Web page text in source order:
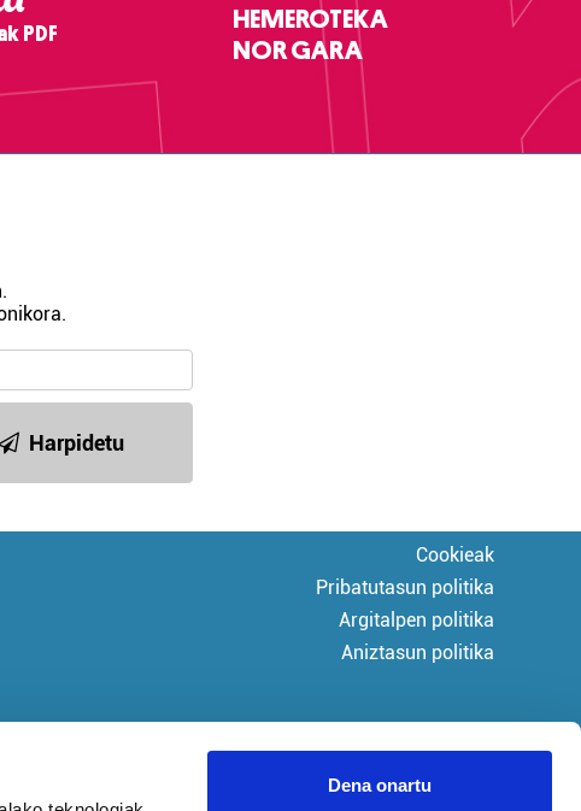
Dena onartu
PDF
HEMEROTEKA
NOR GARA
Harpidetu
Cookieak
Pribatutasun politika
Argitalpen politika
Aniztasun politika